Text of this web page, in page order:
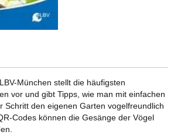
München stellt die häufigsten
vor und gibt Tipps, wie man mit einfachen
Schritt den eigenen Garten vogelfreundlich
Codes können die Gesänge der Vögel